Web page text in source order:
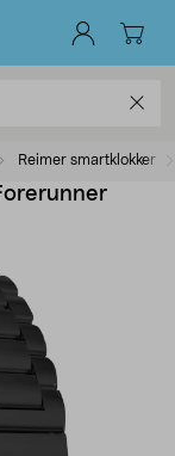
Reimer smartklokker